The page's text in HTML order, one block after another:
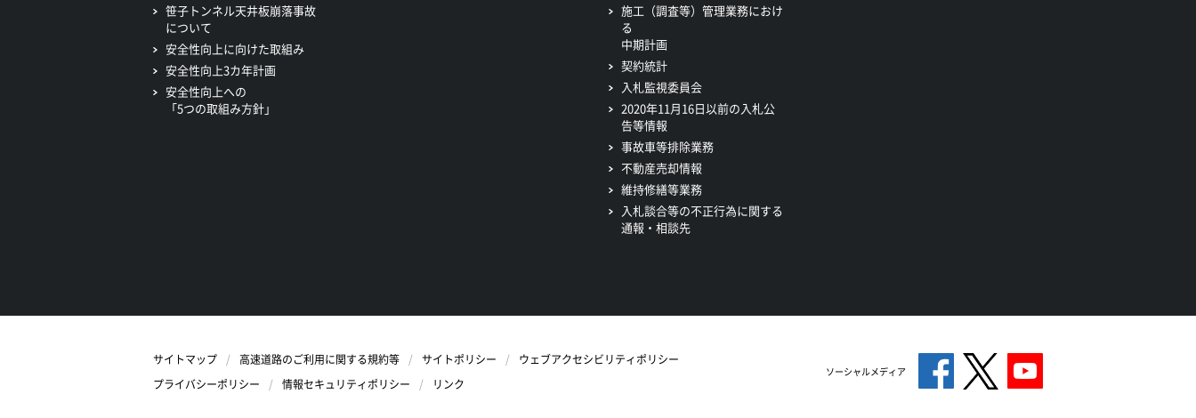
笹子トンネル天井板崩落事故
について
安全性向上に向けた取組み
安全性向上3カ年計画
安全性向上への
「5つの取組み方針」
施工（調査等）管理業務におけ
る
中期計画
契約統計
入札監視委員会
2020年11月16日以前の入札公
告等情報
事故車等排除業務
不動産売却情報
維持修繕等業務
入札談合等の不正行為に関する
通報・相談先
サイトマップ 高速道路のご利用に関する規約等 サイトポリシー
ウェブアクセシビリティポリシー
プライバシーポリシー
情報セキュリティポリシー リンク
ソーシャルメディア